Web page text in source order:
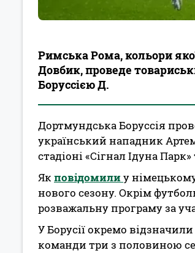
Римська Рома, кольори
Довбик, проведе
Боруссією Д.
Дортмундська Боруссія
український нападник
стадіоні «Сігнал Ідуна
Як повідомилиу
нового сезону. Окрім
розважальну програму за
У Борусії окремо
команди три з половиною